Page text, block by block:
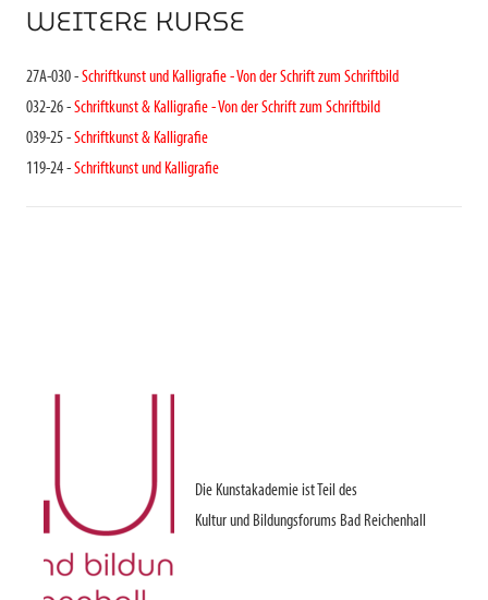
WEITERE KURSE
27A-030 -Schriftkunst und Kalligrafie - Von der Schrift zum Schriftbild
032-26 -Schriftkunst & Kalligrafie - Von der Schrift zum Schriftbild
039-25 -Schriftkunst & Kalligrafie
119-24 -Schriftkunst und Kalligrafie
Die Kunstakademie ist Teil des
Kultur und Bildungsforums Bad Reichenhall